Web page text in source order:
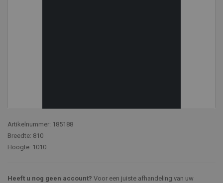
Artikelnummer: 185188
Breedte: 810
Hoogte: 1010
Heeft u nog geen account? Voor een juiste afhandeling van uw